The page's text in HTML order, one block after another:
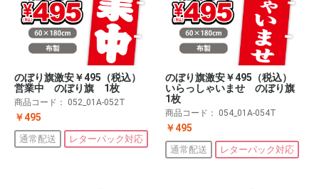
のぼり旗激安￥495（税込）
営業中 のぼり旗 1枚
商品コード： 052_01A-052T
￥495
通常配送 レターパック対応
のぼり旗激安￥495（税込）
いらっしゃいませ のぼり旗
1枚
商品コード： 054_01A-054T
￥495
通常配送 レターパック対応